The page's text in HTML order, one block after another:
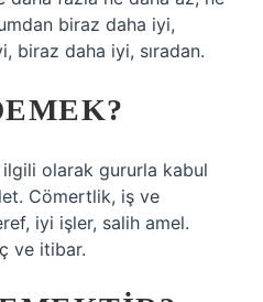
biraz daha iyi,
biraz daha iyi, sıradan.
olarak gururla kabul
Cömertlik, iş ve
iyi işler, salih amel.
ve itibar.